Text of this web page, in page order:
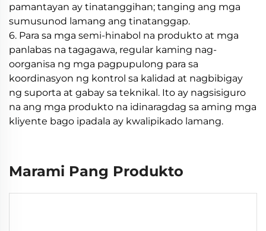
pamantayan ay tinatanggihan; tanging ang mga
sumusunod lamang ang tinatanggap.
6. Para sa mga semi-hinabol na produkto at mga
panlabas na tagagawa, regular kaming nag-
oorganisa ng mga pagpupulong para sa
koordinasyon ng kontrol sa kalidad at nagbibigay
ng suporta at gabay sa teknikal. Ito ay nagsisiguro
na ang mga produkto na idinaragdag sa aming mga
kliyente bago ipadala ay kwalipikado lamang.
Marami Pang Produkto